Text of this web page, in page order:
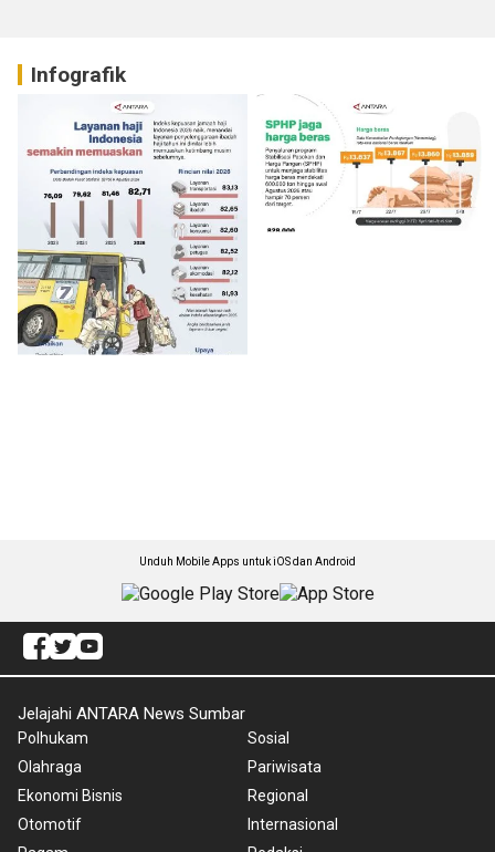
Infografik
Unduh Mobile Apps untuk iOS dan Android
Jelajahi ANTARA News Sumbar
Polhukam
Olahraga
Ekonomi Bisnis
Otomotif
Sosial
Pariwisata
Regional
Internasional